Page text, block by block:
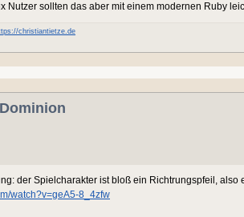
Nutzer sollten das aber mit einem modernen Ruby
christiantietze.de
der Spielcharakter ist bloß ein Richtrungspfeil, also
watch?v=geA5-8_4zfw